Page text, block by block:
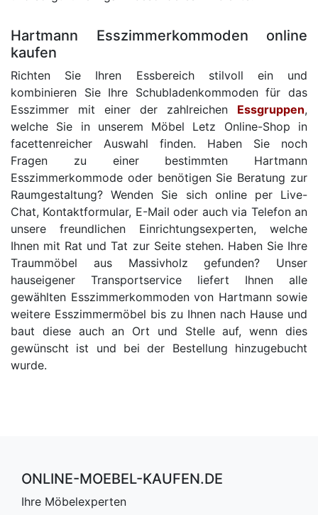
Hartmann Esszimmerkommoden online
kaufen
Richten Sie Ihren Essbereich stilvoll ein und
kombinieren Sie Ihre Schubladenkommoden für das
Esszimmer mit einer der zahlreichen Essgruppen,
welche Sie in unserem Möbel Letz Online-Shop in
facettenreicher Auswahl finden. Haben Sie noch
Fragen zu einer bestimmten Hartmann
Esszimmerkommode oder benötigen Sie Beratung zur
Raumgestaltung? Wenden Sie sich online per Live-
Chat, Kontaktformular, E-Mail oder auch via Telefon an
unsere freundlichen Einrichtungsexperten, welche
Ihnen mit Rat und Tat zur Seite stehen. Haben Sie Ihre
Traummöbel aus Massivholz gefunden? Unser
hauseigener Transportservice liefert Ihnen alle
gewählten Esszimmerkommoden von Hartmann sowie
weitere Esszimmermöbel bis zu Ihnen nach Hause und
baut diese auch an Ort und Stelle auf, wenn dies
gewünscht ist und bei der Bestellung hinzugebucht
wurde.
ONLINE-MOEBEL-KAUFEN.DE
Ihre Möbelexperten